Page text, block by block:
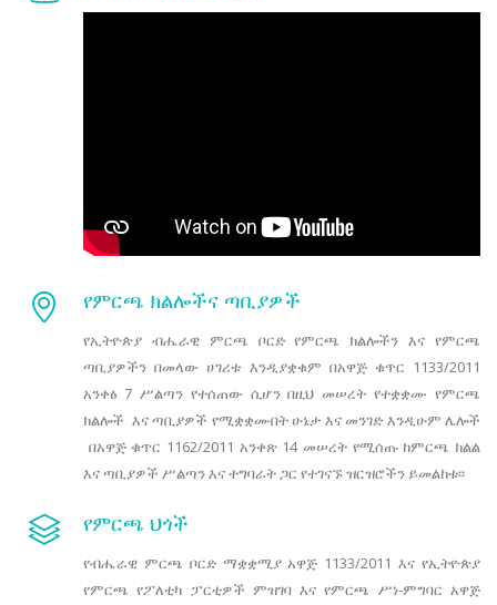
የምርጫ ክልሎችና ጣቢያዎች
የኢትዮጵያ ብሔራዊ ምርጫ ቦርድ የምርጫ ክልሎችን እና የምርጫ
ጣቢያዎችን በመላው ሀገሪቱ እንዲያቋቁም በአዋጅ ቁጥር 1133/2011
አንቀፅ 7 ሥልጣን የተሰጠው ሲሆን በዚህ መሠረት የተቋቋሙ የምርጫ
ክልሎች እና ጣቢያዎች የሚቋቋሙበት ሁኔታ እና መንገድ እንዲሁም ሌሎች
በአዋጅ ቁጥር 1162/2011 አንቀጽ 14 መሠረት የሚሰጡ ከምርጫ ክልል
እና ጣቢያዎች ሥልጣን እና ተግባራት ጋር የተገናኙ ዝርዝሮችን ይመልከቱ፡፡
የምርጫ ህጎች
የብሔራዊ ምርጫ ቦርድ ማቋቋሚያ አዋጅ 1133/2011 እና የኢትዮጵያ
የምርጫ የፖለቲካ ፓርቲዎች ምዝገባ እና የምርጫ ሥነ-ምግባር አዋጅ